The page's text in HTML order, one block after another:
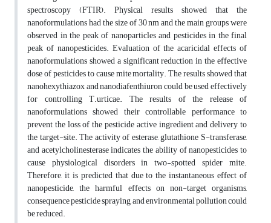
spectroscopy (FTIR). Physical results showed that the
nanoformulations had the size of 30 nm and the main groups were
observed in the peak of nanoparticles and pesticides in the final
peak of nanopesticides. Evaluation of the acaricidal effects of
nanoformulations showed a significant reduction in the effective
dose of pesticides to cause mite mortality. The results showed that
nanohexythiazox and nanodiafenthiuron could be used effectively
for controlling T.urticae. The results of the release of
nanoformulations showed their controllable performance to
prevent the loss of the pesticide active ingredient and delivery to
the target-site. The activity of esterase, glutathione S-transferase,
and acetylcholinesterase indicates the ability of nanopesticides to
cause physiological disorders in two-spotted spider mite.
Therefore, it is predicted that due to the instantaneous effect of
nanopesticide, the harmful effects on non-target organisms,
consequence pesticide spraying, and environmental pollution could
be reduced.